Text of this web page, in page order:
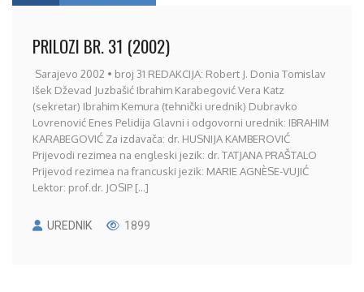
PRILOZI BR. 31 (2002)
Sarajevo 2002 • broj 31 REDAKCIJA: Robert J. Donia Tomislav
Išek Dževad Juzbašić Ibrahim Karabegović Vera Katz
(sekretar) Ibrahim Kemura (tehnički urednik) Dubravko
Lovrenović Enes Pelidija Glavni i odgovorni urednik: IBRAHIM
KARABEGOVIĆ Za izdavača: dr. HUSNIJA KAMBEROVIĆ
Prijevodi rezimea na engleski jezik: dr. TATJANA PRAŠTALO
Prijevod rezimea na francuski jezik: MARIE AGNÈSE-VUJIĆ
Lektor: prof.dr. JOSIP [...]
UREDNIK 1899